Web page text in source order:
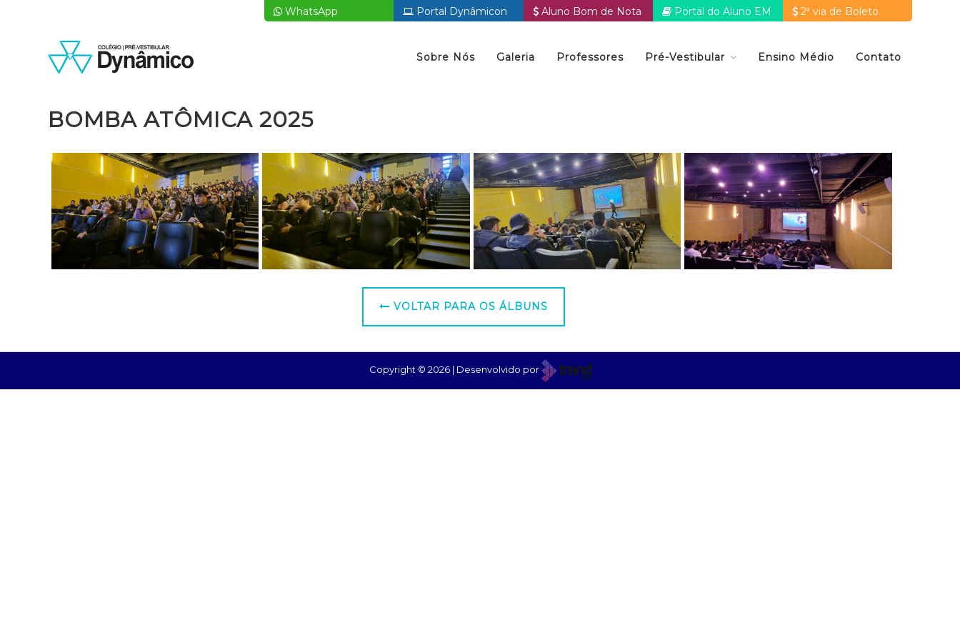
2ª via de Boleto
Portal do Aluno EM
Aluno Bom de Nota
Portal Dynâmicon
WhatsApp
Contato
Ensino Médio
Pré-Vestibular
Professores
Galeria
Sobre Nós
BOMBA ATÔMICA 2025
VOLTAR PARA OS ÁLBUNS
Copyright © 2026 | Desenvolvido por